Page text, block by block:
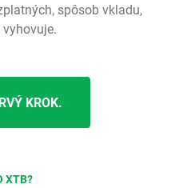
spôsob vkladu,
KROK.
XTB?